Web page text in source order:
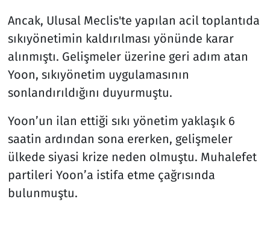
Ancak, Ulusal Meclis'te yapılan acil toplantıda
sıkıyönetimin kaldırılması yönünde karar
alınmıştı. Gelişmeler üzerine geri adım atan
Yoon, sıkıyönetim uygulamasının
sonlandırıldığını duyurmuştu.
Yoon’un ilan ettiği sıkı yönetim yaklaşık 6
saatin ardından sona ererken, gelişmeler
ülkede siyasi krize neden olmuştu. Muhalefet
partileri Yoon’a istifa etme çağrısında
bulunmuştu.